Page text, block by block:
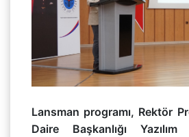
Lansman programı, Rektör
Daire Başkanlığı